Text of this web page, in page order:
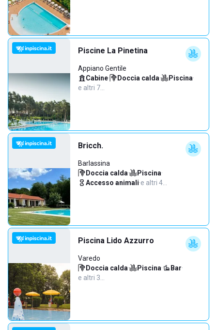
Piscine La Pinetina
Appiano Gentile
Cabine· Doccia calda· Piscina·
e altri 7…
Bricch.
Barlassina
Doccia calda· Piscina·
Accesso animali·e altri 4…
Piscina Lido Azzurro
Varedo
Doccia calda· Piscina· Bar·
e altri 3…